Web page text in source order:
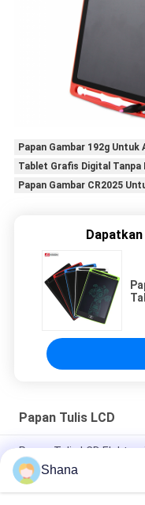
Papan Gambar 192g Untuk
Tablet Grafis Digital Tanpa
Papan Gambar CR2025
Papan Tulis LCD
Papan Tulis LCD
Coretan 14.5cm*22cm
10'Tablet Tulis Tangan
Shana